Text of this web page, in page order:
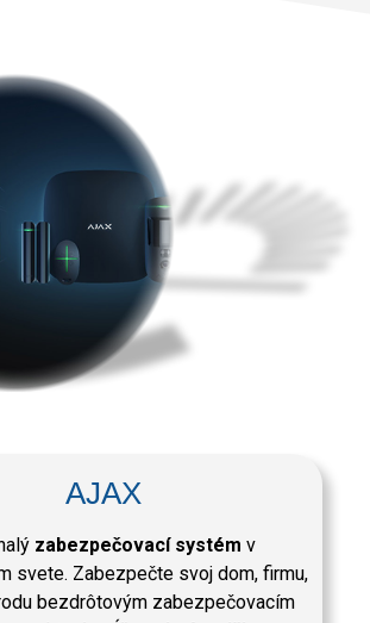
AJAX
zabezpečovací systém v
svete. Zabezpečte svoj dom, firmu,
bezdrôtovým zabezpečovacím